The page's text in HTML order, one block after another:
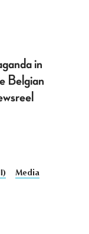
in
Belgian
Media